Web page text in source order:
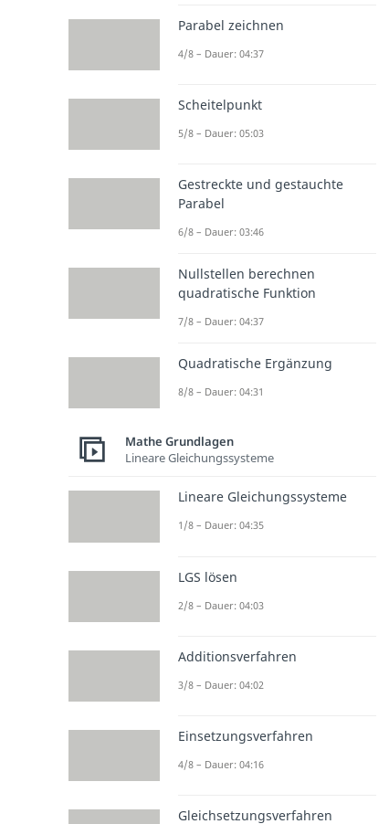
Parabel zeichnen
4/8 – Dauer: 04:37
Scheitelpunkt
5/8 – Dauer: 05:03
Gestreckte und gestauchte
Parabel
6/8 – Dauer: 03:46
Nullstellen berechnen
quadratische Funktion
7/8 – Dauer: 04:37
Quadratische Ergänzung
8/8 – Dauer: 04:31
Mathe Grundlagen
Lineare Gleichungssysteme
Lineare Gleichungssysteme
1/8 – Dauer: 04:35
LGS lösen
2/8 – Dauer: 04:03
Additionsverfahren
3/8 – Dauer: 04:02
Einsetzungsverfahren
4/8 – Dauer: 04:16
Gleichsetzungsverfahren